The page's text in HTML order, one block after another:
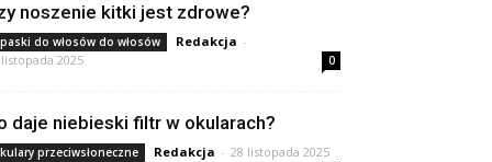
noszenie kitki jest zdrowe?
do włosów do włosów Redakcja -
2025
0
daje niebieski filtr w okularach?
przeciwsłoneczne Redakcja - 28 listopada 2025